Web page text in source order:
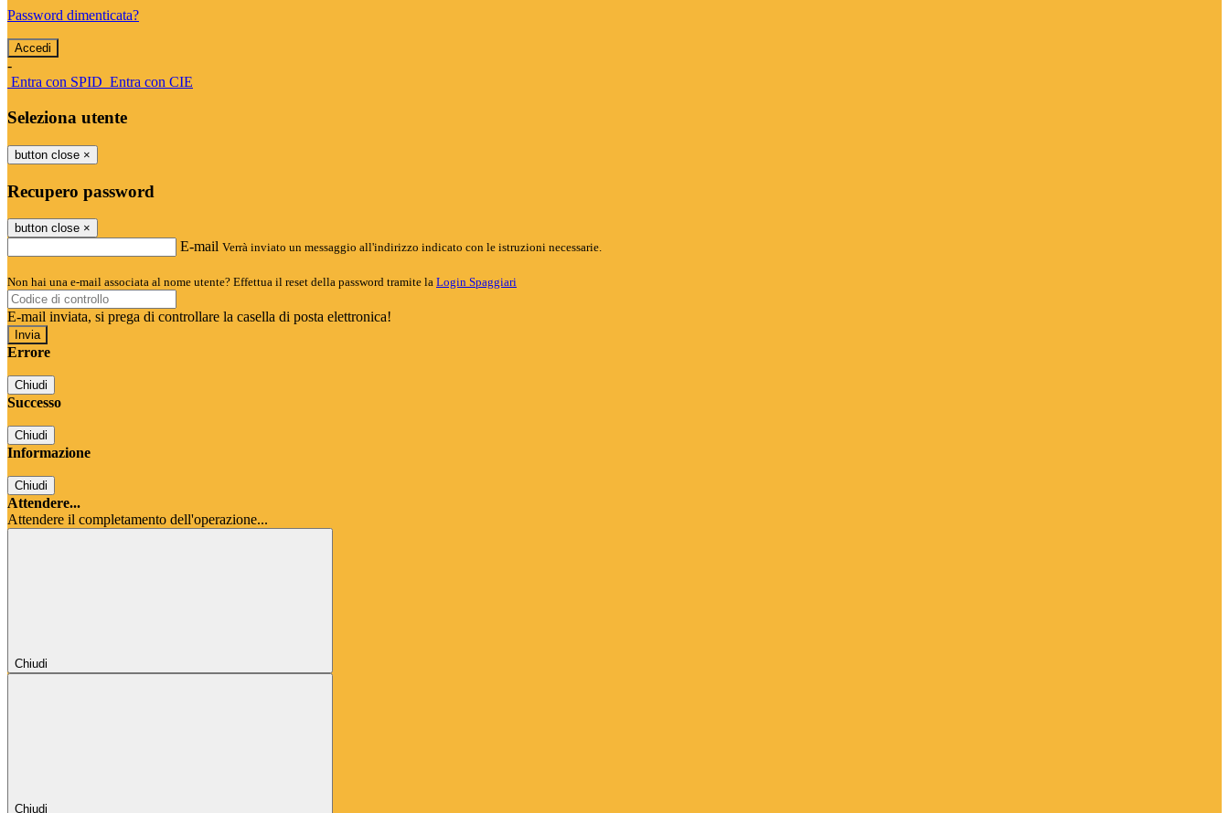
Password dimenticata?
-
Entra con SPID Entra con CIE
Seleziona utente
button close ×
Recupero password
button close ×
E-mail Verrà inviato un messaggio all'indirizzo indicato con le istruzioni necessarie.
Non hai una e-mail associata al nome utente? Effettua il reset della password tramite la Login Spaggiari
E-mail inviata, si prega di controllare la casella di posta elettronica!
Errore
Chiudi
Successo
Chiudi
Informazione
Chiudi
Attendere...
Attendere il completamento dell'operazione...
Chiudi
Chiudi